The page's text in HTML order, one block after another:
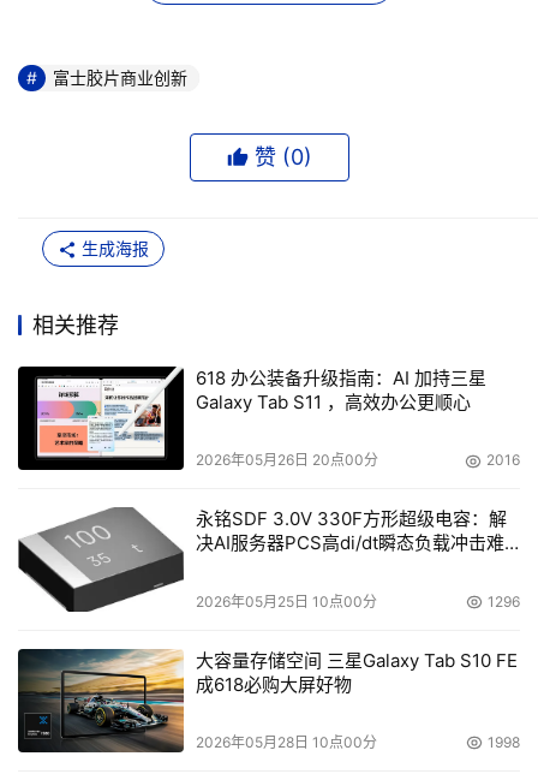
发展目标，即力争到2030年将采用全新自然资源的比例降
品的生产、墨粉仓和废粉瓶的再利用、使用再生塑料以及其
他再生资源等措施，积极应对气候变化并推动资源循环。
在7项可持续采购管理指标评分中，富士胶片商业创新在背
书、措施和覆盖范围3项指标获得了最高分。富士胶片商业
创新除了每年对国内外主要供应商开展可持续发展和信息安
全自查外，还由包括行政、人力资源、环境、健康和安全以
及CSR部门共同参与供应商考察，并根据考察结果为供应商
进行改善指导。未来，富士胶片商业创新还将继续与供应商
深化合作，进一步推动可持续采购。
New)”倡议及相关标志，以提高公众对再制造产品的认知，
彰显再制造的理念与价值。该倡议包括回收客户使用后的数
码多功能机，并经再制造后重新交付，以此推动再制造产品
链”。基于富士胶片集团CSR计划“可持续价值计划
(SVP2030)”，富士胶片商业创新将继续提供创新的产品与
服务，同时加强供应链的环境、道德和人权管理，为构建可
富士胶片商业创新
赞 (0)
生成海报
相关推荐
618 办公装备升级指南：AI 加持三星
Galaxy Tab S11 ，高效办公更顺心
2026年05月26日 20点00分 2016
永铭SDF 3.0V 330F方形超级电容：解
决AI服务器PCS高di/dt瞬态负载冲击难
2026年05月25日 10点00分 1296
大容量存储空间 三星Galaxy Tab S10 FE
成618必购大屏好物
2026年05月28日 10点00分 1998